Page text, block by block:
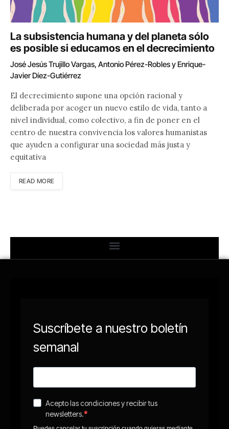
La subsistencia humana y del planeta sólo
es posible si educamos en el decrecimiento
José Jesús Trujillo Vargas, Antonio Pérez-Robles y Enrique-
Javier Díez-Gutiérrez
El decrecimiento supone una opción racional y
deliberada por acoger un nuevo estilo de vida, tanto a
nivel individual, como colectivo, a fin de poner en el
centro de nuestra convivencia los valores humanistas
que ayuden a configurar una sociedad más justa y
equitativa
READ MORE